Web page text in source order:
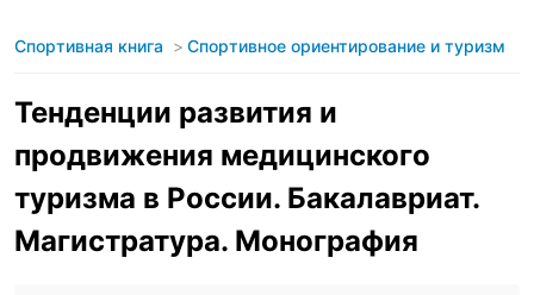
Спортивная книга Спортивное ориентирование и туризм
Тенденции развития и
продвижения медицинского
туризма в России. Бакалавриат.
Магистратура. Монография